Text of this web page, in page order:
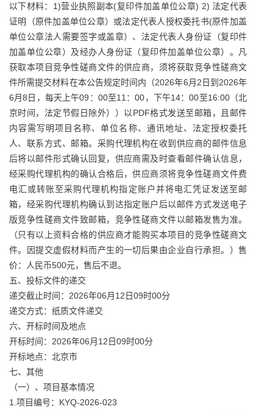
以下材料：1)营业执照副本(复印件加盖单位公章) 2) 法定代表
证明（原件加盖单位公章）或法定代表人授权委托书(原件加盖
单位公章法人需要签字或盖章）、法定代表人身份证（复印件
加盖单位公章）及经办人身份证（复印件加盖单位公章）。凡
获取本项目竞争性磋商文件的供应商，须将获取竞争性磋商文
件所需提交材料在本公告规定时间内（2026年6月2日到2026年
6月8日，每天上午09：00至11：00，下午14：00至16:00（北
京时间，法定节假日除外））以PDF格式发送至邮箱，且邮件
内容需写明项目名称、单位名称、通讯地址、法定授权委托
人、联系方式、邮箱。采购代理机构在收到供应商的邮件信息
后将以邮件形式确认回复，供应商需及时查看邮件确认信息，
经采购代理机构的确认合格后，供应商须将竞争性磋商文件费
电汇或转账至采购代理机构指定账户并将电汇凭证发送至邮
箱，经采购代理机构确认到达指定账户后以邮件方式发送电子
版竞争性磋商文件致邮箱，竞争性磋商文件以邮箱发售为准。
（只有以上资料合格的供应商才能购买本项目的竞争性磋商文
件。因提交虚假材料而产生的一切后果由企业自行承担。）售
价：人民币500元，售后不退。
五、投标文件的递交
递交截止时间：2026年06月12日09时00分
递交方式：纸质文件递交
六、开标时间及地点
开标时间：2026年06月12日09时00分
开标地点：北京市
七、其他
（一）、项目基本情况
1.项目编号：KYQ-2026-023